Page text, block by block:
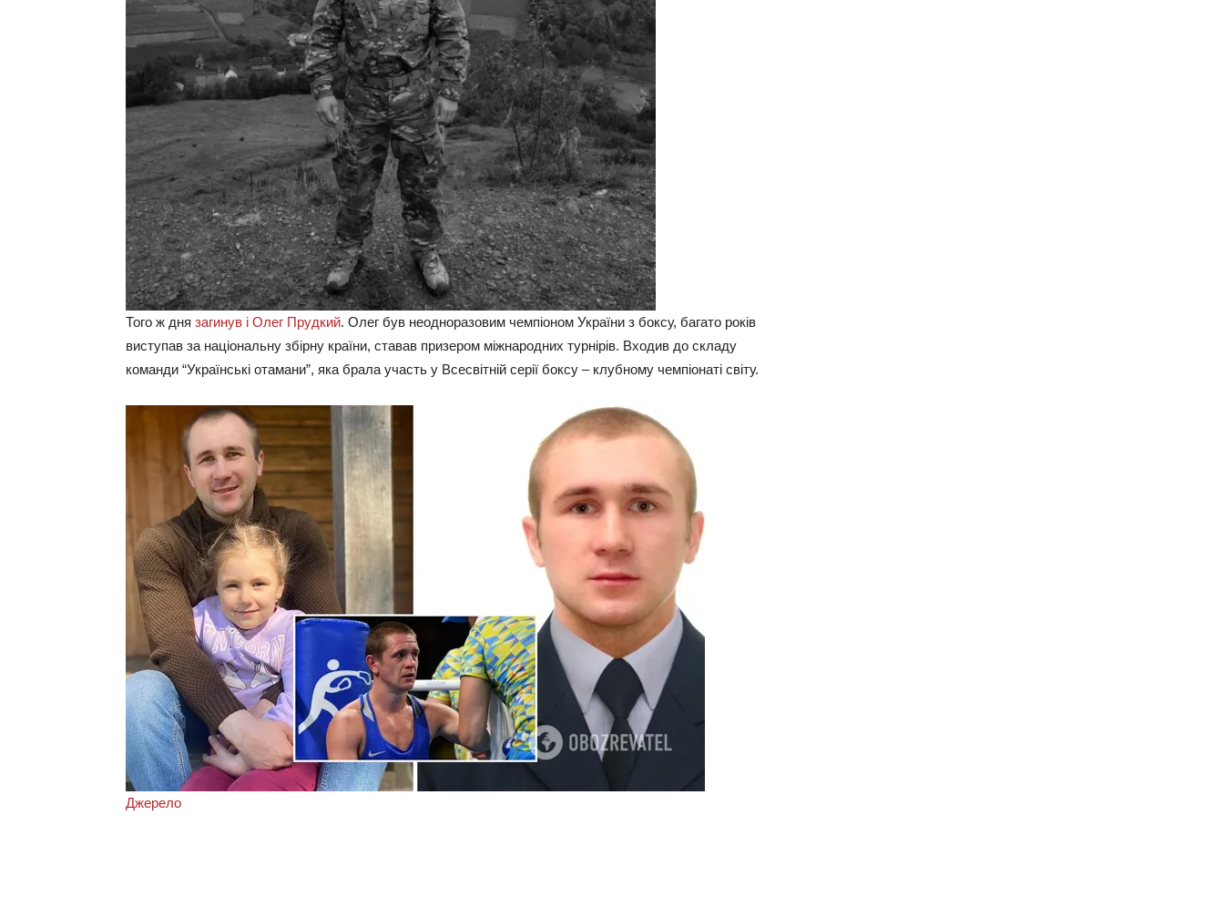
Того ж дня загинув і Олег Прудкий. Олег був неодноразовим чемпіоном України з боксу, багато років
виступав за національну збірну країни, ставав призером міжнародних турнірів. Входив до складу
команди “Українські отамани”, яка брала участь у Всесвітній серії боксу – клубному чемпіонаті світу.
Джерело